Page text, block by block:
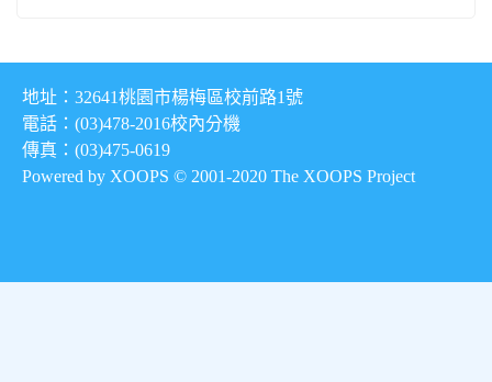
地址：32641桃園市楊梅區校前路1號
電話：(03)478-2016校內分機
傳真：(03)475-0619
Powered by XOOPS © 2001-2020 The XOOPS Project